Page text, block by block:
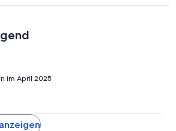
im April 2025